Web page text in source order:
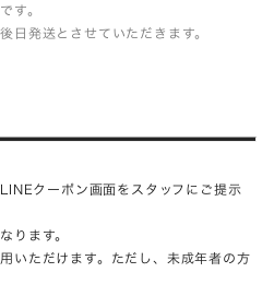
す。
日発送とさせていただきます。
クーポン画面をスタッフにご提示
ります。
いただけます。ただし、未成年者の方